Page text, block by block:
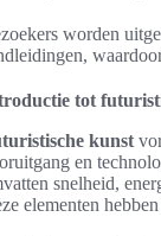
worden
tot
kunst
en
snelheid,
elementen